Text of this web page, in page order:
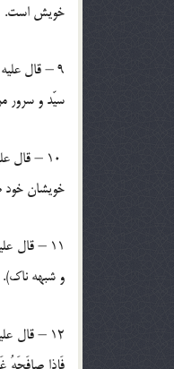
خویش است.‏ ‏ ‏
سیّد و سرور
خویشان خود
و شبهه ‏ناک).‏
‏‏12 – قال